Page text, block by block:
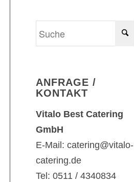
ANFRAGE /
KONTAKT
Vitalo Best Catering
GmbH
E-Mail: catering@vitalo-
catering.de
Tel: 0511 / 4340834